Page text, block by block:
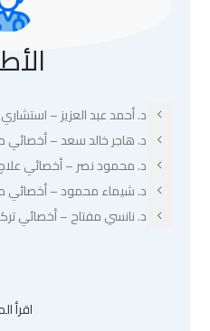
د. أحمد عبد العزيز –
د. هاجر خالد سعد – أخصائي
د. محمود نصر – أخصائي
د. شيماء محمود – أخصائي
د. نانسي مفتاح – أخصائي
اقرأ